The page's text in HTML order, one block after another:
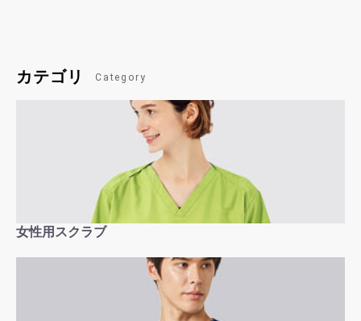
カテゴリ Category
女性用スクラブ